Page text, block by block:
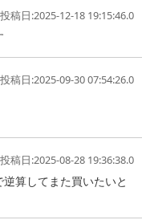
ている「注意事項」を
ん。
お届けする商品セット
ださい。
投稿日:2025-12-18 19:15:46.0
投稿日:2025-09-30 07:54:26.0
投稿日:2025-08-28 19:36:38.0
算してまた買いたいと